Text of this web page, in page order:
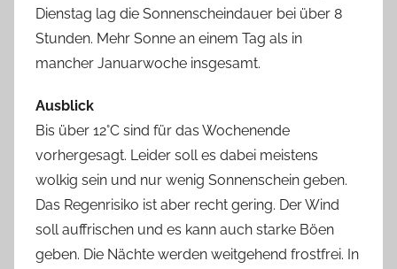
Dienstag lag die Sonnenscheindauer bei über 8
Stunden. Mehr Sonne an einem Tag als in
mancher Januarwoche insgesamt.
Ausblick
Bis über 12°C sind für das Wochenende
vorhergesagt. Leider soll es dabei meistens
wolkig sein und nur wenig Sonnenschein geben.
Das Regenrisiko ist aber recht gering. Der Wind
soll auffrischen und es kann auch starke Böen
geben. Die Nächte werden weitgehend frostfrei. In